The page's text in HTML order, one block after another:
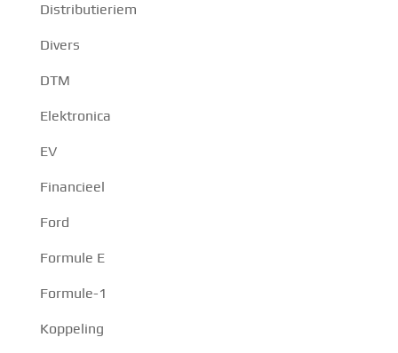
Distributieriem
Divers
DTM
Elektronica
EV
Financieel
Ford
Formule E
Formule-1
Koppeling